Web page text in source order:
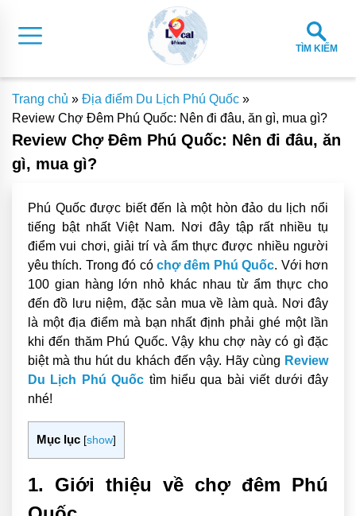
TÌM KIẾM
Trang chủ » Địa điểm Du Lịch Phú Quốc »
Review Chợ Đêm Phú Quốc: Nên đi đâu, ăn gì, mua gì?
Review Chợ Đêm Phú Quốc: Nên đi đâu, ăn
gì, mua gì?
Phú Quốc được biết đến là một hòn đảo du lịch nổi
tiếng bật nhất Việt Nam. Nơi đây tập rất nhiều tụ
điểm vui chơi, giải trí và ẩm thực được nhiều người
yêu thích. Trong đó có chợ đêm Phú Quốc. Với hơn
100 gian hàng lớn nhỏ khác nhau từ ẩm thực cho
đến đồ lưu niệm, đặc sản mua về làm quà. Nơi đây
là một địa điểm mà bạn nhất định phải ghé một lần
khi đến thăm Phú Quốc. Vậy khu chợ này có gì đặc
biệt mà thu hút du khách đến vậy. Hãy cùng Review
Du Lịch Phú Quốc tìm hiểu qua bài viết dưới đây
nhé!
Mục lục [show]
1. Giới thiệu về chợ đêm Phú